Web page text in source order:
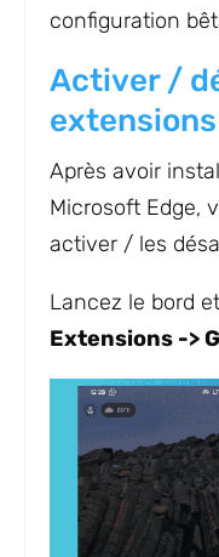
configuration
Activer /
Après avoir
Microsoft Edge,
activer / les
Lancez le bord
Extensions ->